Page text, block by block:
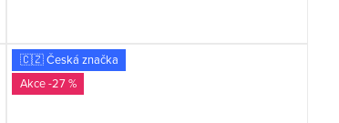
🇨🇿 Česká značka
-27 %